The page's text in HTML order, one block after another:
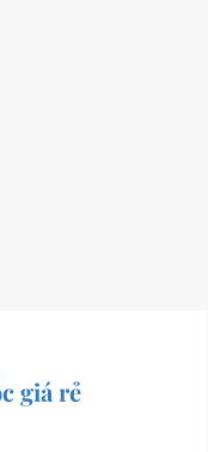
giá rẻ